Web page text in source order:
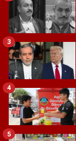
3
4
5